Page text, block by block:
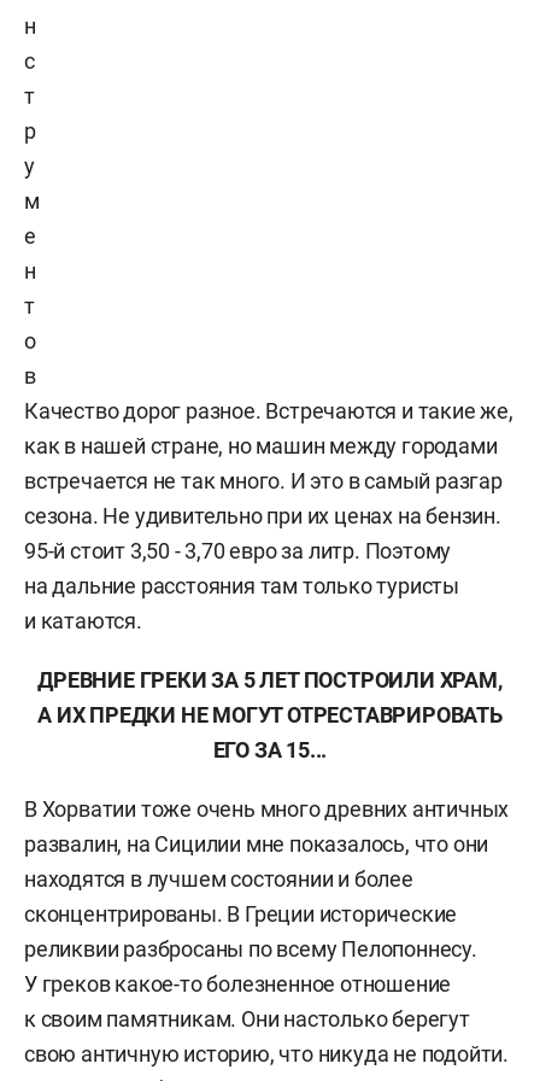
н
с
т
р
у
м
е
н
т
о
в
Качество дорог разное. Встречаются и такие же,
как в нашей стране, но машин между городами
встречается не так много. И это в самый разгар
сезона. Не удивительно при их ценах на бензин.
95-й стоит 3,50 - 3,70 евро за литр. Поэтому
на дальние расстояния там только туристы
и катаются.
ДРЕВНИЕ ГРЕКИ ЗА 5 ЛЕТ ПОСТРОИЛИ ХРАМ,
А ИХ ПРЕДКИ НЕ МОГУТ ОТРЕСТАВРИРОВАТЬ
ЕГО ЗА 15...
В Хорватии тоже очень много древних античных
развалин, на Сицилии мне показалось, что они
находятся в лучшем состоянии и более
сконцентрированы. В Греции исторические
реликвии разбросаны по всему Пелопоннесу.
У греков какое-то болезненное отношение
к своим памятникам. Они настолько берегут
свою античную историю, что никуда не подойти.